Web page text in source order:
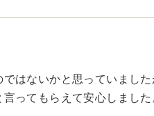
はないかと思っていまし
ってもらえて安心しました